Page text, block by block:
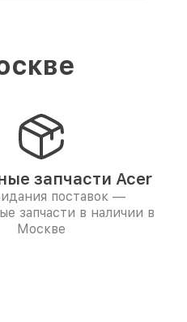
запчасти Acer
поставок —
запчасти в наличии в
Москве